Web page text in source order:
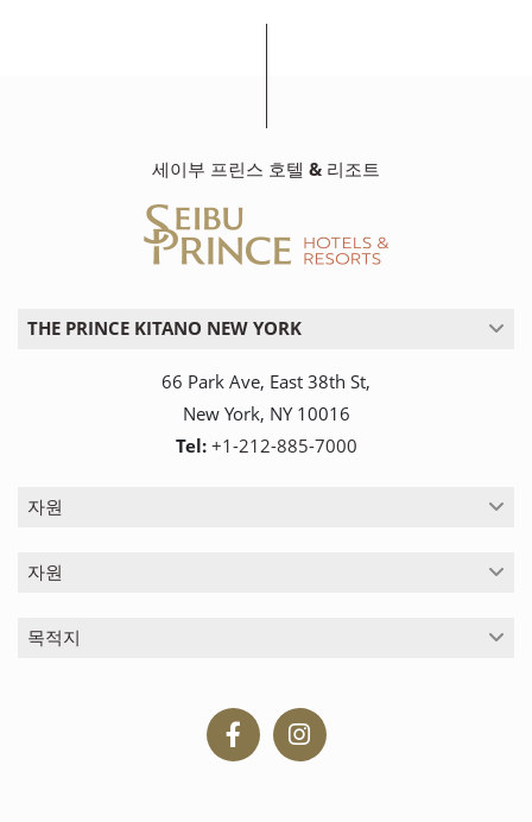
세이부 프린스 호텔 & 리조트
THE PRINCE KITANO NEW YORK
66 Park Ave, East 38th St,
New York, NY 10016
Tel: +1-212-885-7000
자원
자원
목적지
페
Follow